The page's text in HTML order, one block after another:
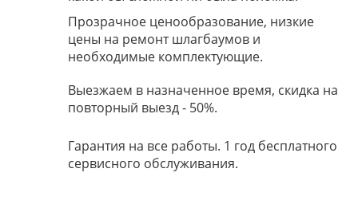
Прозрачное ценообразование, низкие
цены на ремонт шлагбаумов и
необходимые комплектующие.
Выезжаем в назначенное время, скидка на
повторный выезд - 50%.
Гарантия на все работы. 1 год бесплатного
сервисного обслуживания.